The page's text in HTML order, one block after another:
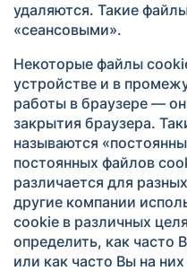
удаляются. Такие
«сеансовыми».
Некоторые файлы
устройстве и в
работы в браузере —
закрытия браузера.
называются
постоянных файлов
различается для
другие компании
cookie в различных
определить, как часто
или как часто Вы на